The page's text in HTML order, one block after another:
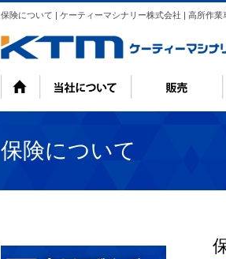
保険について | ケーティーマシナリー株式会社 | 高所作
保険について